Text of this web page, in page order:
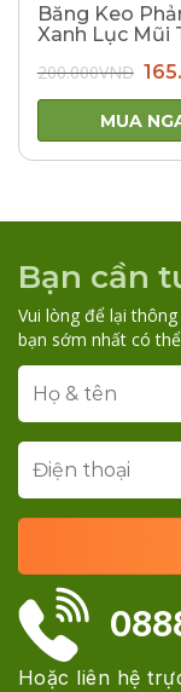
Băng Keo
Xanh Lục Mũi
200.000VNĐ Giá
gốc
là:
MUA
Bạn cần
Vui lòng để lại
bạn sớm nhất có
Hoặc liên hệ